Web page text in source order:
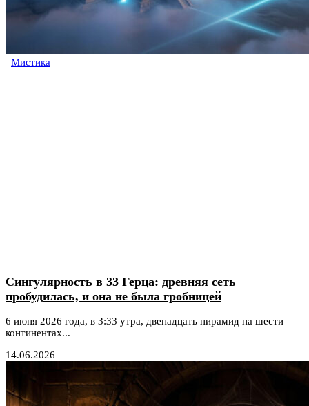
Мистика
Сингулярность в 33 Герца: древняя сеть
пробудилась, и она не была гробницей
6 июня 2026 года, в 3:33 утра, двенадцать пирамид на шести
континентах...
14.06.2026